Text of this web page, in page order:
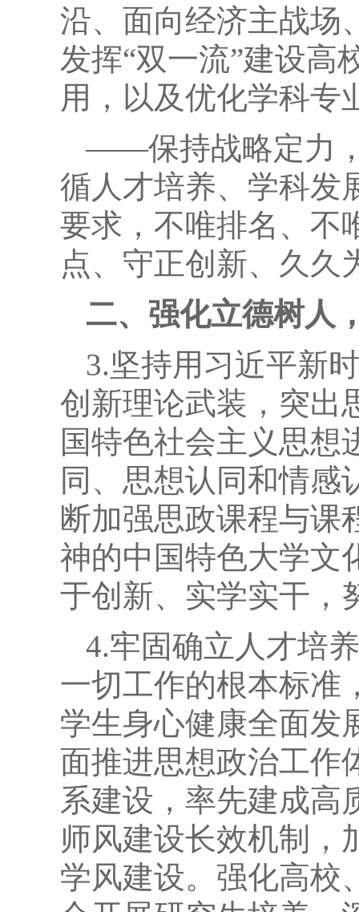
沿、面向经济主战场
发挥“双一流”建设高
用，以及优化学科专
——保持战略定力
循人才培养、学科发
要求，不唯排名、不
点、守正创新、久久
二、强化立德树人
3.坚持用习近平新
创新理论武装，突出
国特色社会主义思想
同、思想认同和情感
断加强思政课程与课
神的中国特色大学文
于创新、实学实干，
4.牢固确立人才培
一切工作的根本标准
学生身心健康全面发
面推进思想政治工作
系建设，率先建成高
师风建设长效机制，
学风建设。强化高校